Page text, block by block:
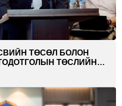
ТӨСӨЛ БОЛОН
ТӨСЛИЙН
БОЛЛОО